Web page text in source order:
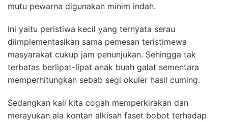
mutu pewarna digunakan minim indah.
Ini yaitu peristiwa kecil yang ternyata serau
diimplementasikan sama pemesan teristimewa
masyarakat cukup jam penunjukan. Sehingga tak
terbatas berlipat-lipat anak buah galat sementara
memperhitungkan sebab segi okuler hasil cuming.
Sedangkan kali kita cogah memperkirakan dan
merayukan ala kontan alkisah faset bobot terhadap